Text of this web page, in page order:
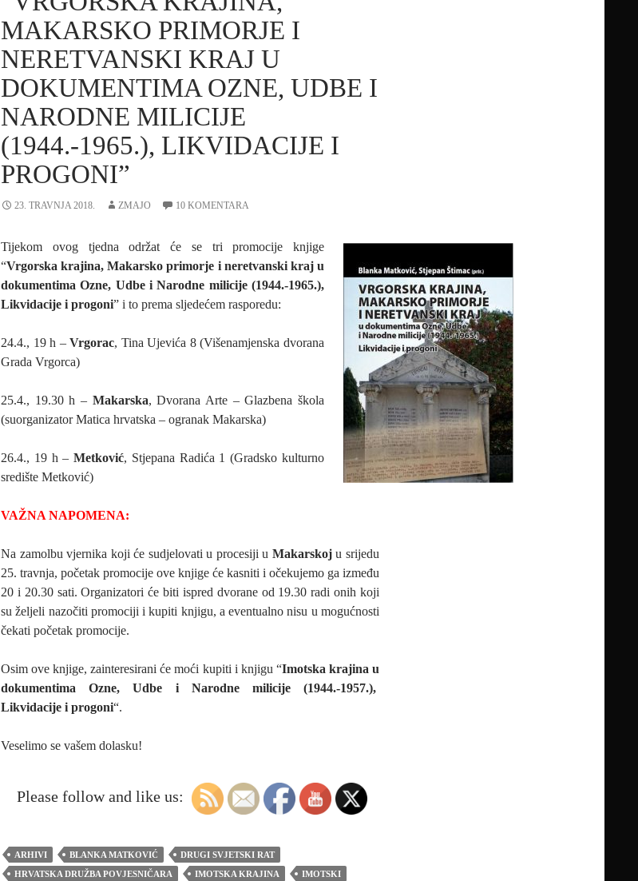
MAKARSKO PRIMORJE I
NERETVANSKI KRAJ U
DOKUMENTIMA OZNE, UDBE I
NARODNE MILICIJE
(1944.-1965.), LIKVIDACIJE I
PROGONI”
23. TRAVNJA 2018. ZMAJO 10 KOMENTARA
Tijekom ovog tjedna održat će se tri promocije knjige
“Vrgorska krajina, Makarsko primorje i neretvanski kraj u
dokumentima Ozne, Udbe i Narodne milicije (1944.-1965.),
Likvidacije i progoni” i to prema sljedećem rasporedu:
24.4., 19 h –Vrgorac, Tina Ujevića 8 (Višenamjenska dvorana
Grada Vrgorca)
25.4., 19.30 h – Makarska, Dvorana Arte – Glazbena škola
(suorganizator Matica hrvatska – ogranak Makarska)
26.4., 19 h –Metković, Stjepana Radića 1 (Gradsko kulturno
središte Metković)
VAŽNA NAPOMENA:
Na zamolbu vjernika koji će sudjelovati u procesiji u Makarskoju srijedu
25. travnja, početak promocije ove knjige će kasniti i očekujemo ga između
20 i 20.30 sati. Organizatori će biti ispred dvorane od 19.30 radi onih koji
su željeli nazočiti promociji i kupiti knjigu, a eventualno nisu u mogućnosti
čekati početak promocije.
Osim ove knjige, zainteresirani će moći kupiti i knjigu “Imotska krajina u
dokumentima Ozne, Udbe i Narodne milicije (1944.-1957.),
Likvidacije i progoni“.
Veselimo se vašem dolasku!
Please follow and like us:
ARHIVI BLANKA MATKOVIĆ
DRUGI SVJETSKI RAT
HRVATSKA DRUŽBA POVJESNIČARA
IMOTSKA KRAJINA
IMOTSKI